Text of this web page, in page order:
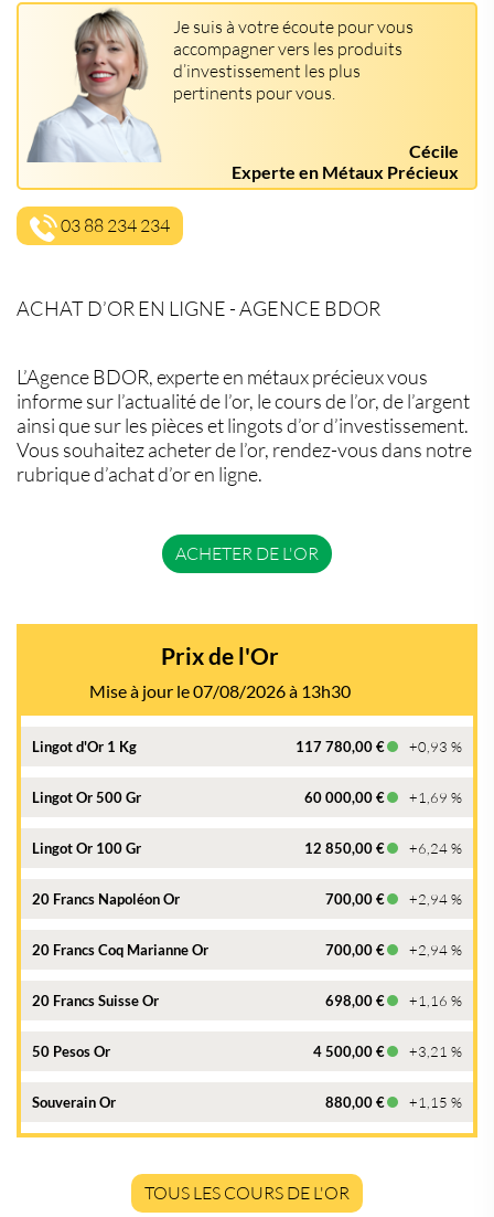
Je suis à votre écoute pour vous
accompagner vers les produits
d’investissement les plus
pertinents pour vous.
Cécile
Experte en Métaux Précieux
03 88 234 234
ACHAT D’OR EN LIGNE - AGENCE BDOR
L’Agence BDOR, experte en métaux précieux vous
informe sur l’actualité de l’or, le cours de l’or, de l’argent
ainsi que sur les pièces et lingots d’or d’investissement.
Vous souhaitez acheter de l’or, rendez-vous dans notre
rubrique d’achat d’or en ligne.
ACHETER DE L'OR
Prix de l'Or
Mise à jour le 07/08/2026 à 13h30
Lingot d'Or 1 Kg 117 780,00 € +0,93 %
Lingot Or 500 Gr 60 000,00 € +1,69 %
Lingot Or 100 Gr 12 850,00 € +6,24 %
20 Francs Napoléon Or 700,00 € +2,94 %
20 Francs Coq Marianne Or 700,00 € +2,94 %
20 Francs Suisse Or 698,00 € +1,16 %
50 Pesos Or 4 500,00 € +3,21 %
Souverain Or 880,00 € +1,15 %
TOUS LES COURS DE L'OR